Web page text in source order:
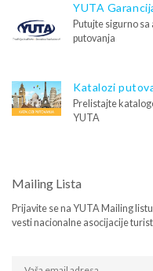
YUTA
Putujte sigurno
putovanja
Katalozi
Prelistajte
YUTA
Mailing Lista
Prijavite se na YUTA Mailing
vesti nacionalne asocijacije